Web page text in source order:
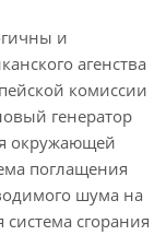
и
агенства
комиссии
генератор
окружающей
поглащения
шума на
сгорания